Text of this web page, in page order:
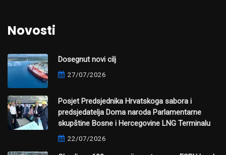
Novosti
Dosegnut novi cilj
27/07/2026
Posjet Predsjednika Hrvatskoga sabora i
predsjedatelja Doma naroda Parlamentarne
skupštine Bosne i Hercegovine LNG Terminalu
22/07/2026